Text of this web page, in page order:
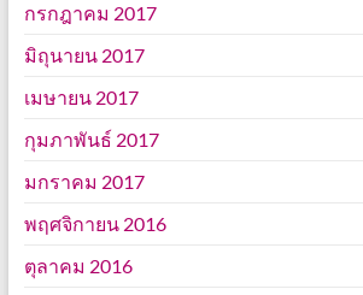
กรกฎาคม 2017
มิถุนายน 2017
เมษายน 2017
กุมภาพันธ์ 2017
มกราคม 2017
พฤศจิกายน 2016
ตุลาคม 2016